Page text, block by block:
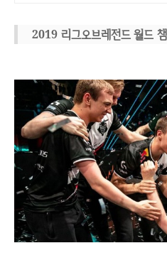
2019 리그오브레전드 월드